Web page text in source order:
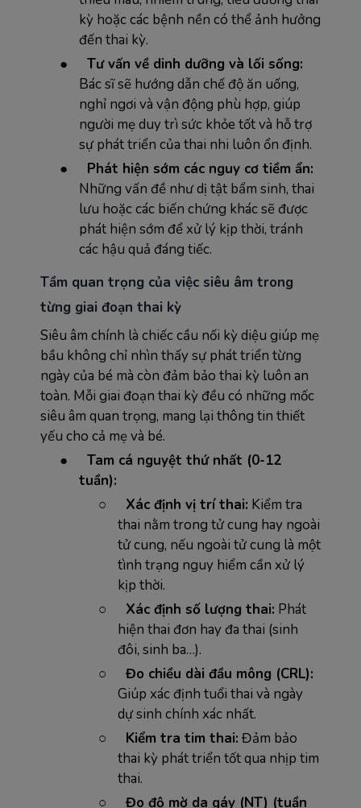
kỳ hoặc các bệnh nền có thể ảnh hưởng
đến thai kỳ.
●
Tư vấn về dinh dưỡng và lối sống:
Bác sĩ sẽ hướng dẫn chế độ ăn uống,
nghỉ ngơi và vận động phù hợp, giúp
người mẹ duy trì sức khỏe tốt và hỗ trợ
sự phát triển của thai nhi luôn ổn định.
●
Phát hiện sớm các nguy cơ tiềm ẩn:
Những vấn đề như dị tật bẩm sinh, thai
lưu hoặc các biến chứng khác sẽ được
phát hiện sớm để xử lý kịp thời, tránh
các hậu quả đáng tiếc.
Tầm quan trọng của việc siêu âm trong
từng giai đoạn thai kỳ
Siêu âm chính là chiếc cầu nối kỳ diệu giúp mẹ
bầu không chỉ nhìn thấy sự phát triển từng
ngày của bé mà còn đảm bảo thai kỳ luôn an
toàn. Mỗi giai đoạn thai kỳ đều có những mốc
siêu âm quan trọng, mang lại thông tin thiết
yếu cho cả mẹ và bé.
●
Tam cá nguyệt thứ nhất (0-12
tuần):
○
Xác định vị trí thai: Kiểm tra
thai nằm trong tử cung hay ngoài
tử cung, nếu ngoài tử cung là một
tình trạng nguy hiểm cần xử lý
kịp thời.
○
Xác định số lượng thai: Phát
hiện thai đơn hay đa thai (sinh
đôi, sinh ba…).
○
Đo chiều dài đầu mông (CRL):
Giúp xác định tuổi thai và ngày
dự sinh chính xác nhất.
○
Kiểm tra tim thai: Đảm bảo
thai kỳ phát triển tốt qua nhịp tim
thai.
○
Đo độ mờ da gáy (NT) (tuần